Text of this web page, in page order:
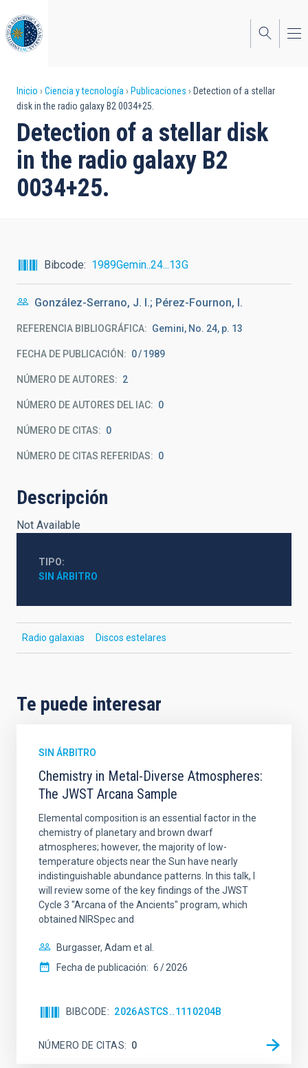
al
contenido
principal
Sobrescribir
enlaces
de
ayuda
a
Inicio Ciencia y tecnología Publicaciones
Detection of a stellar
disk in the radio galaxy B2 0034+25.
Detection of a stellar disk
in the radio galaxy B2
0034+25.
Bibcode 1989Gemin..24...13G
González-Serrano, J. I.; Pérez-Fournon, I.
REFERENCIA BIBLIOGRÁFICA Gemini, No. 24, p. 13
FECHA DE PUBLICACIÓN: 0 1989
NÚMERO DE AUTORES 2
NÚMERO DE AUTORES DEL IAC 0
NÚMERO DE CITAS 0
NÚMERO DE CITAS REFERIDAS 0
Descripción
Not Available
TIPO
SIN ÁRBITRO
Radio galaxias Discos estelares
Te puede interesar
SIN ÁRBITRO
Chemistry in Metal-Diverse Atmospheres:
The JWST Arcana Sample
Elemental composition is an essential factor in the
chemistry of planetary and brown dwarf
atmospheres; however, the majority of low-
temperature objects near the Sun have nearly
indistinguishable abundance patterns. In this talk, I
will review some of the key findings of the JWST
Cycle 3 "Arcana of the Ancients" program, which
obtained NIRSpec and
Burgasser, Adam et al.
Fecha de publicación: 6 2026
BIBCODE 2026ASTCS..1110204B
NÚMERO DE CITAS 0